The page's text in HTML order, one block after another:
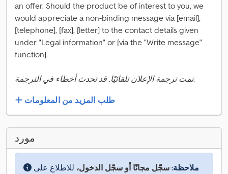
an offer. Should the product be of interest to you, we
would appreciate a non-binding message via [email],
[telephone], [fax], [letter] to the contact details given
under "Legal information" or [via the "Write message"
function].
تمت ترجمة الإعلان تلقائيًا. قد تحدث أخطاء في الترجمة.
طلب المزيد من المعلومات
مورد
ملاحظة: سجّل مجانًا أو سجّل الدخول، للاطلاع على